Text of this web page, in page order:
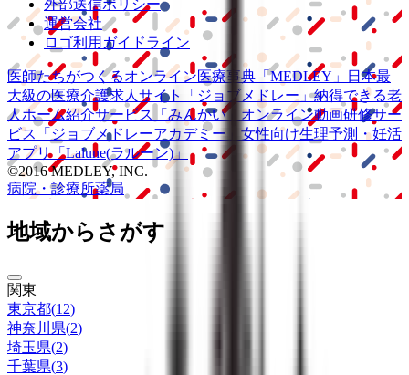
外部送信ポリシー
運営会社
ロゴ利用ガイドライン
医師たちがつくるオンライン医療事典 「MEDLEY」
日本最
大級の医療介護求人サイト 「ジョブメドレー」納得できる老
人ホーム紹介サービス
「みんかい」 オンライン動画研修サー
ビス
「ジョブメドレーアカデミー」 女性向け生理予測・妊活
アプリ「Lalune(ラルーン)」
©2016 MEDLEY, INC.
病院・診療所薬局
地域からさがす
関東
東京都(12)
神奈川県(2)
埼玉県(2)
千葉県(3)